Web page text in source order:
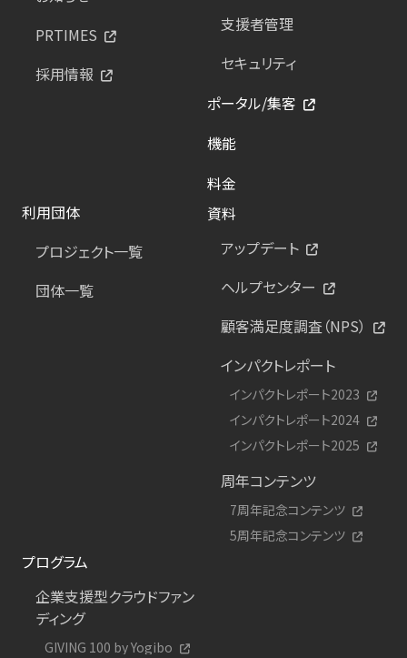
PRTIMES
採用情報
支援者管理
セキュリティ
ポータル/集客
機能
料金
利用団体
プロジェクト一覧
団体一覧
資料
アップデート
ヘルプセンター
顧客満足度調査（NPS）
インパクトレポート
インパクトレポート2023
インパクトレポート2024
インパクトレポート2025
周年コンテンツ
7周年記念コンテンツ
5周年記念コンテンツ
プログラム
企業支援型クラウドファン
ディング
GIVING 100 by Yogibo